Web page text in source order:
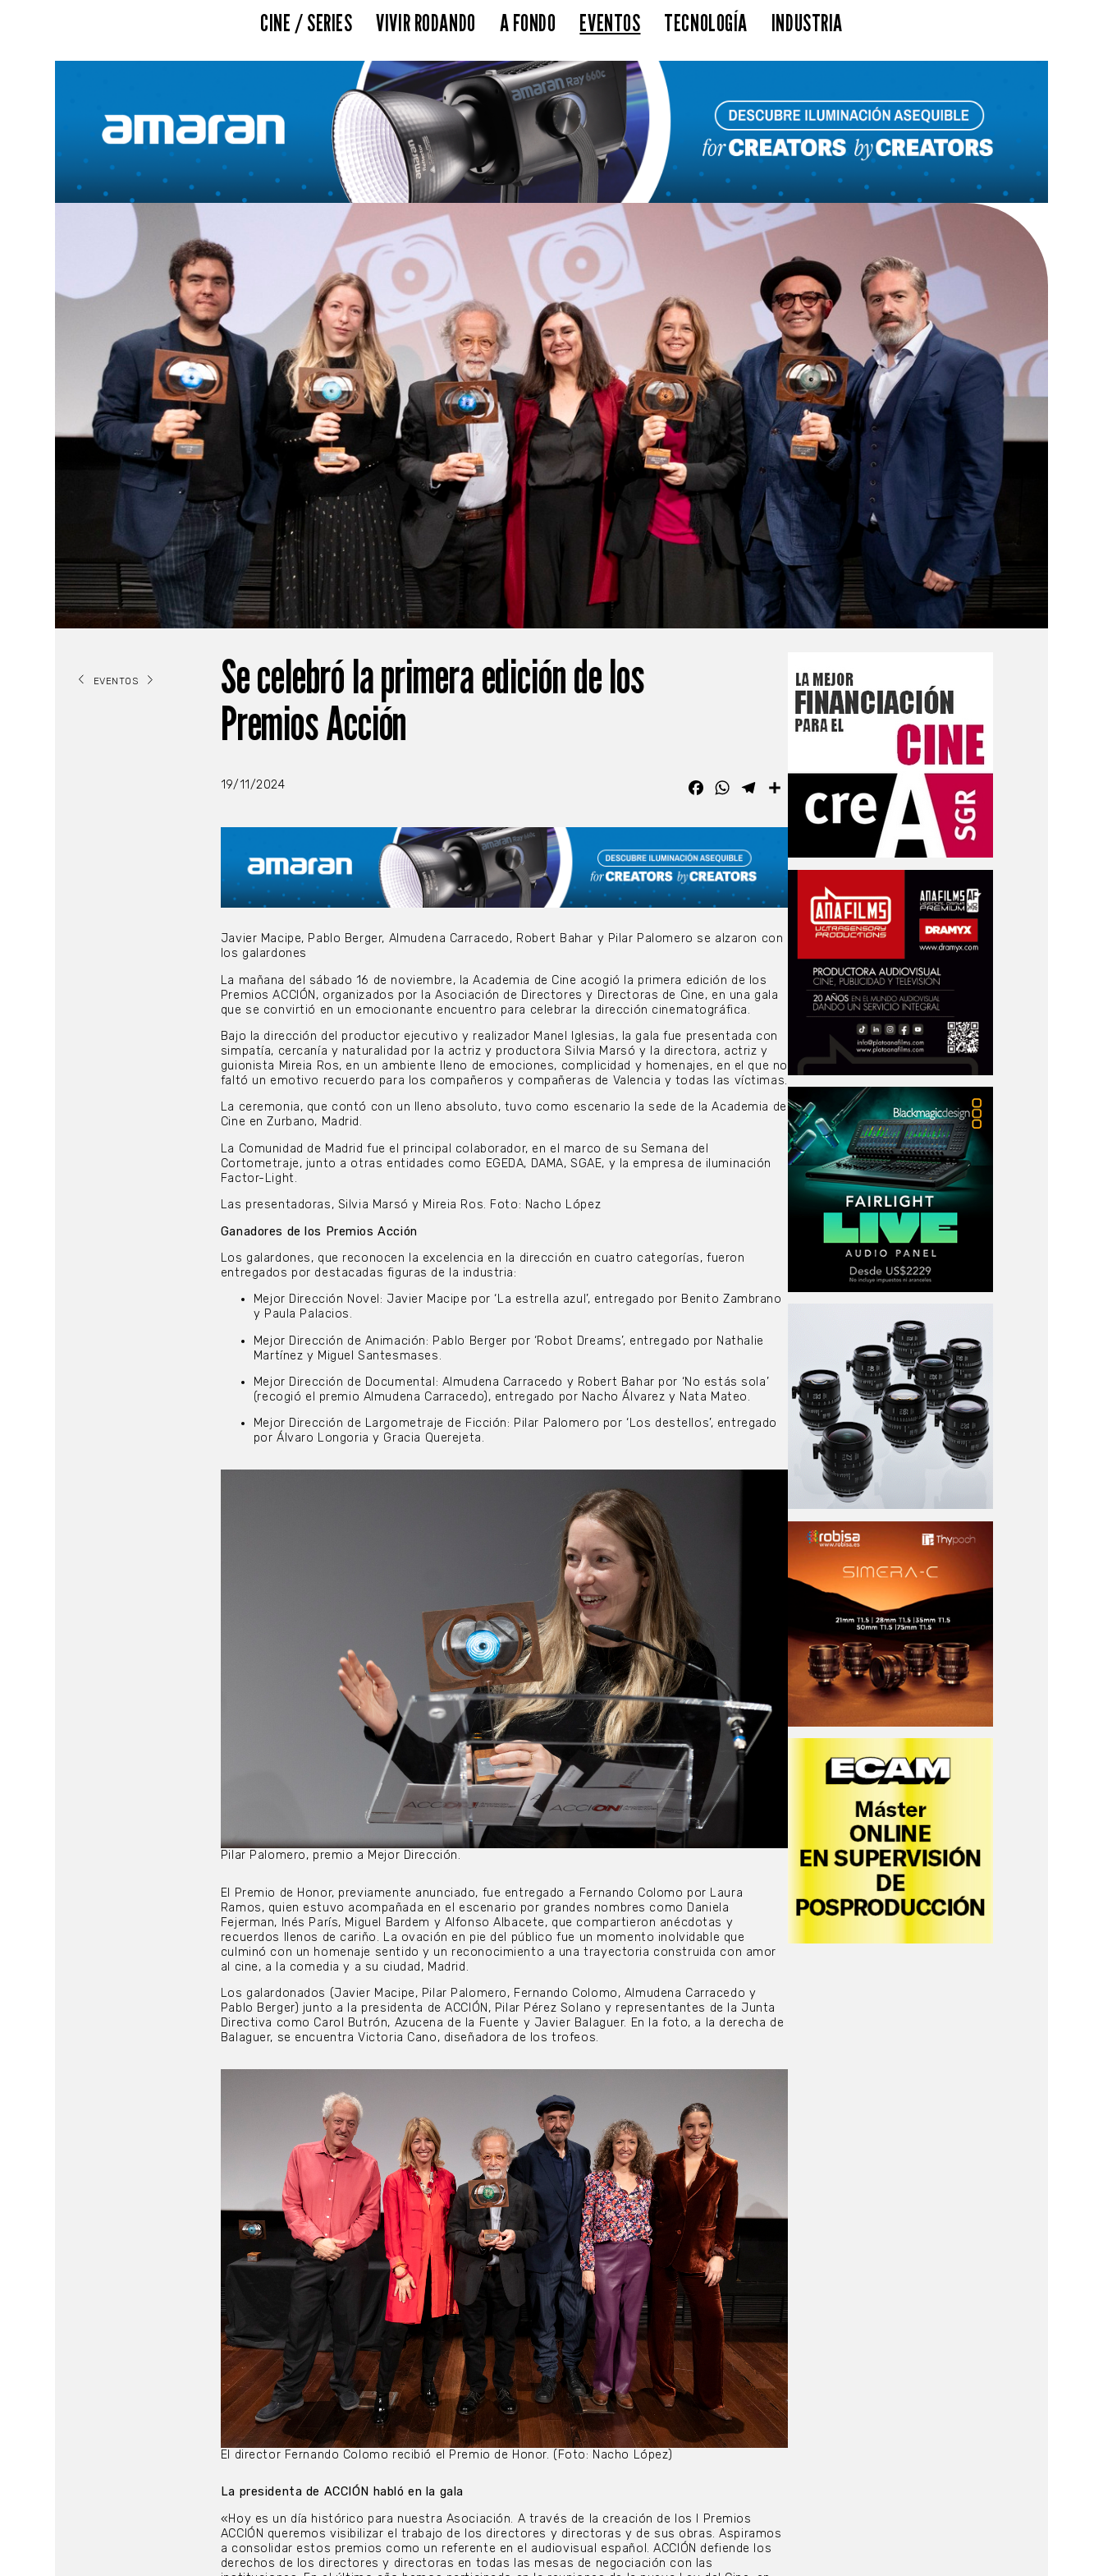
CINE / SERIES VIVIR RODANDO A FONDO EVENTOS TECNOLOGÍA INDUSTRIA
EVENTOS
Se celebró la primera edición de los
Premios Acción
19/11/2024 FacebookWhatsAppTelegram
Javier Macipe, Pablo Berger, Almudena Carracedo, Robert Bahar y Pilar Palomero se alzaron con
los galardones
La mañana del sábado 16 de noviembre, la Academia de Cine acogió la primera edición de los
Premios ACCIÓN, organizados por la Asociación de Directores y Directoras de Cine, en una gala
que se convirtió en un emocionante encuentro para celebrar la dirección cinematográfica.
Bajo la dirección del productor ejecutivo y realizador Manel Iglesias, la gala fue presentada con
simpatía, cercanía y naturalidad por la actriz y productora Silvia Marsó y la directora, actriz y
guionista Mireia Ros, en un ambiente lleno de emociones, complicidad y homenajes, en el que no
faltó un emotivo recuerdo para los compañeros y compañeras de Valencia y todas las víctimas.
La ceremonia, que contó con un lleno absoluto, tuvo como escenario la sede de la Academia de
Cine en Zurbano, Madrid.
La Comunidad de Madrid fue el principal colaborador, en el marco de su Semana del
Cortometraje, junto a otras entidades como EGEDA, DAMA, SGAE, y la empresa de iluminación
Factor-Light.
Las presentadoras, Silvia Marsó y Mireia Ros. Foto: Nacho López
Ganadores de los Premios Acción
Los galardones, que reconocen la excelencia en la dirección en cuatro categorías, fueron
entregados por destacadas figuras de la industria:
Mejor Dirección Novel: Javier Macipe por ‘La estrella azul’, entregado por Benito Zambrano
y Paula Palacios.
Mejor Dirección de Animación: Pablo Berger por ‘Robot Dreams’, entregado por Nathalie
Martínez y Miguel Santesmases.
Mejor Dirección de Documental: Almudena Carracedo y Robert Bahar por ‘No estás sola’
(recogió el premio Almudena Carracedo), entregado por Nacho Álvarez y Nata Mateo.
Mejor Dirección de Largometraje de Ficción: Pilar Palomero por ‘Los destellos’, entregado
por Álvaro Longoria y Gracia Querejeta.
Pilar Palomero, premio a Mejor Dirección.
El Premio de Honor, previamente anunciado, fue entregado a Fernando Colomo por Laura
Ramos, quien estuvo acompañada en el escenario por grandes nombres como Daniela
Fejerman, Inés París, Miguel Bardem y Alfonso Albacete, que compartieron anécdotas y
recuerdos llenos de cariño. La ovación en pie del público fue un momento inolvidable que
culminó con un homenaje sentido y un reconocimiento a una trayectoria construida con amor
al cine, a la comedia y a su ciudad, Madrid.
Los galardonados (Javier Macipe, Pilar Palomero, Fernando Colomo, Almudena Carracedo y
Pablo Berger) junto a la presidenta de ACCIÓN, Pilar Pérez Solano y representantes de la Junta
Directiva como Carol Butrón, Azucena de la Fuente y Javier Balaguer. En la foto, a la derecha de
Balaguer, se encuentra Victoria Cano, diseñadora de los trofeos.
El director Fernando Colomo recibió el Premio de Honor. (Foto: Nacho López)
La presidenta de ACCIÓN habló en la gala
«Hoy es un día histórico para nuestra Asociación. A través de la creación de los I Premios
ACCIÓN queremos visibilizar el trabajo de los directores y directoras y de sus obras. Aspiramos
a consolidar estos premios como un referente en el audiovisual español. ACCIÓN defiende los
derechos de los directores y directoras en todas las mesas de negociación con las